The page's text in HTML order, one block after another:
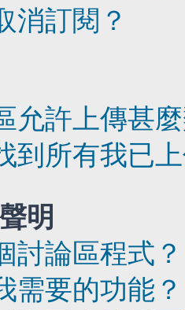
消訂閱？
允許上傳甚
到所有我已
明
討論區程式？
需要的功能？